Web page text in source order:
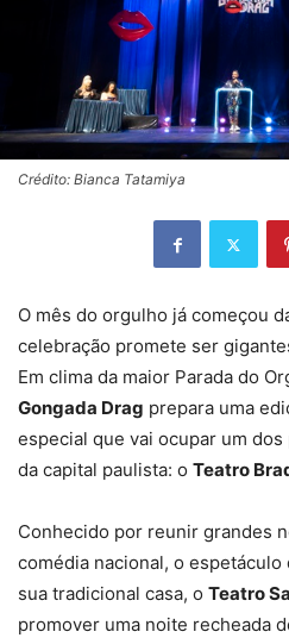
Crédito: Bianca Tatamiya
O mês do orgulho já começou
celebração promete ser
Em clima da maior Parada do
Gongada Drag prepara uma
especial que vai ocupar um
da capital paulista: o Teatro
Conhecido por reunir grandes
comédia nacional, o
sua tradicional casa, o Teatro
promover uma noite recheada